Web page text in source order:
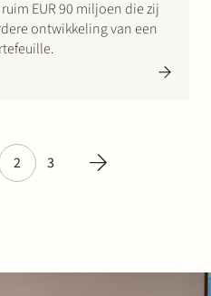
EUR 90 miljoen die zij
ontwikkeling van een
2 3